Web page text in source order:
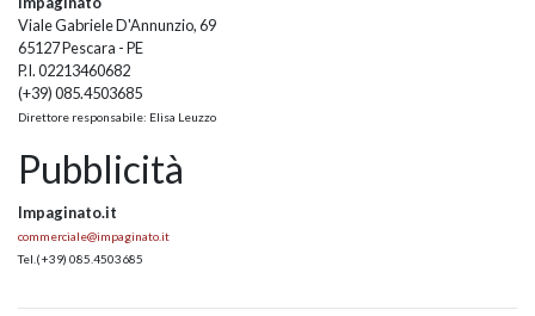
Viale Gabriele D'Annunzio, 69
65127 Pescara - PE
P.I. 02213460682
(+39) 085.4503685
Direttore responsabile: Elisa Leuzzo
Pubblicità
Impaginato.it
commerciale@impaginato.it
Tel. (+39) 085.4503685